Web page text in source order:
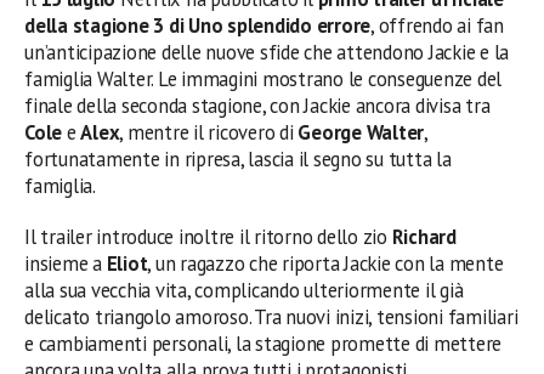
della stagione 3 di Uno splendido errore, offrendo ai fan
un’anticipazione delle nuove sfide che attendono Jackie e la
famiglia Walter. Le immagini mostrano le conseguenze del
finale della seconda stagione, con Jackie ancora divisa tra
ColeeAlex, mentre il ricovero di George Walter,
fortunatamente in ripresa, lascia il segno su tutta la
famiglia.
Il trailer introduce inoltre il ritorno dello zio Richard
insieme a Eliot, un ragazzo che riporta Jackie con la mente
alla sua vecchia vita, complicando ulteriormente il già
delicato triangolo amoroso. Tra nuovi inizi, tensioni familiari
e cambiamenti personali, la stagione promette di mettere